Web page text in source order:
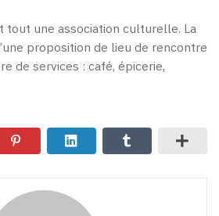
tout une association culturelle. La
proposition de lieu de rencontre
de services : café, épicerie,